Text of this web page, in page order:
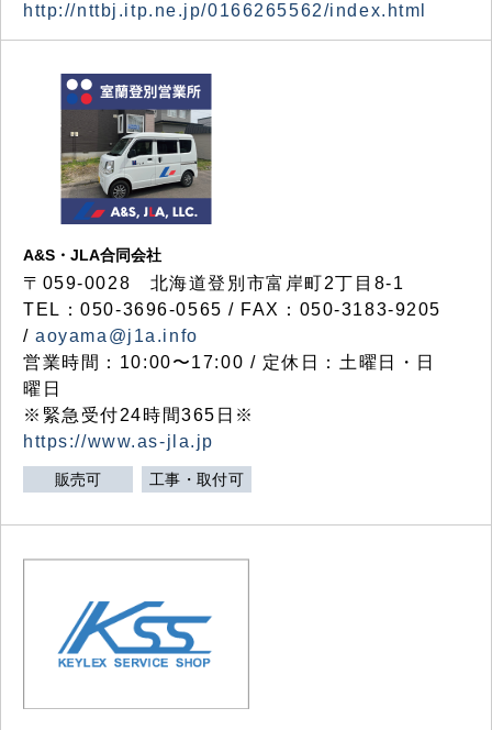
http://nttbj.itp.ne.jp/0166265562/index.html
A&S・JLA合同会社
〒 059-0028 北海道登別市富岸町2丁目 8-1
TEL：050-3696-0565 / FAX：050-3183-9205
/aoyama@j1a.info
営業時間：10:00〜17:00 / 定休日：土曜日・日
曜日
※緊急受付24時間365日※
https://www.as-jla.jp
販売可 工事・取付可